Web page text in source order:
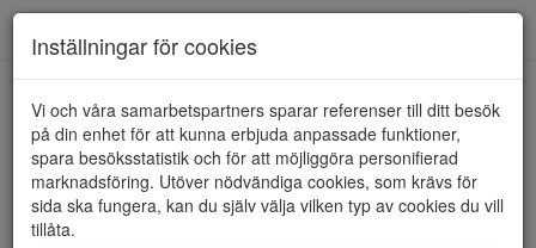
HEM REPLAY
Inställningar för cookies
Vi och våra samarbetspartners sparar referenser till ditt besök
på din enhet för att kunna erbjuda anpassade funktioner,
spara besöksstatistik och för att möjliggöra personifierad
marknadsföring. Utöver nödvändiga cookies, som krävs för
sida ska fungera, kan du själv välja vilken typ av cookies du vill
tillåta.